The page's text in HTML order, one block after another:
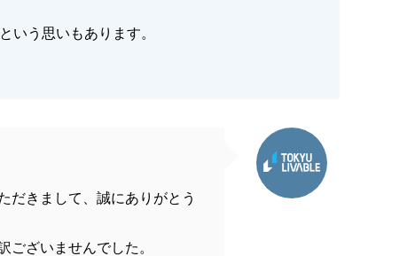
いう思いもあります。
だきまして、誠にありがとう
ございませんでした。